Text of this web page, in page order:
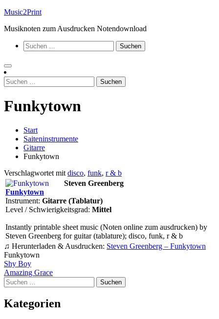
Zum
springen
Music2Print
Musiknoten zum Ausdrucken Notendownload
Suchen
nach:
Suchen
nach:
Funkytown
Start
Saiteninstrumente
Gitarre
Funkytown
Verschlagwortet mit disco, funk, r & b
Steven Greenberg
Funkytown
Instrument: Gitarre (Tablatur)
Level / Schwierigkeitsgrad: Mittel
Instantly printable sheet music (Noten online zum ausdrucken) by
Steven Greenberg for guitar (tablature); disco, funk, r & b
♫ Herunterladen & Ausdrucken: Steven Greenberg – Funkytown
Funkytown
Beitragsnavigation
Shy Boy
Amazing Grace
Suchen
nach:
Kategorien